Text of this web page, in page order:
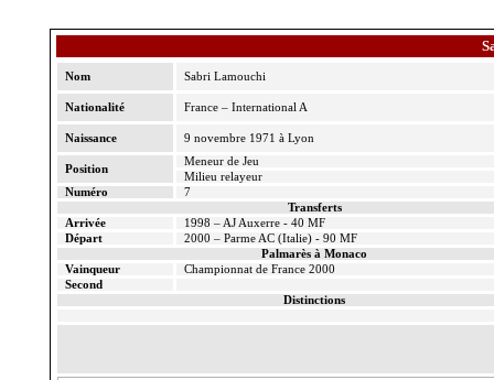
Nom Sabri Lamouchi
Nationalité France – International A
Naissance 9 novembre 1971 à Lyon
Position
Meneur de Jeu
Milieu relayeur
Numéro
7
Transferts
Arrivée
1998 – AJ Auxerre - 40 MF
Départ
2000 – Parme AC (Italie) - 90 MF
Palmarès à Monaco
Vainqueur
Championnat de France 2000
Second
Distinctions